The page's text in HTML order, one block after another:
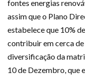
fontes energias
assim que o Plano
estabelece que 10%
contribuir em cerca de
diversificação da
10 de Dezembro, que